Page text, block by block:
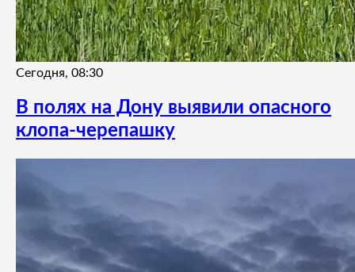
Сегодня, 08:30
В полях на Дону выявили опасного
клопа-черепашку